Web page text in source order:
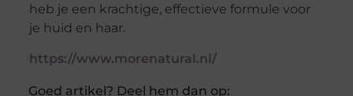
heb je een krachtige, effectieve formule voor
je huid en haar.
https://www.morenatural.nl/
Goed artikel? Deel hem dan op: